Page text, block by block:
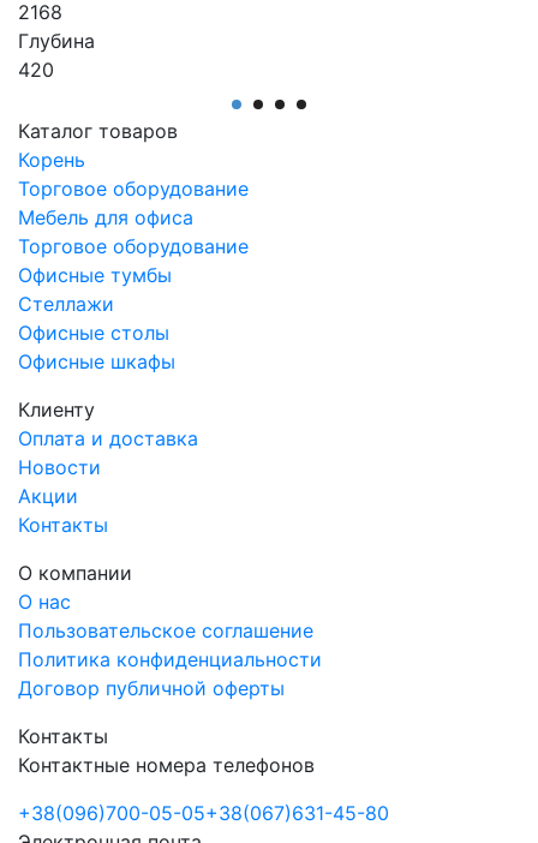
2168
Глубина
420
АртМодуль Групп
Назначение
магазины: сладостей, обуви, одежды, бытовых
товаров, электроники
Артикул
МСМ-4
Каталог товаров
Корень
Торговое оборудование
Мебель для офиса
Торговое оборудование
Офисные тумбы
Стеллажи
Офисные столы
Офисные шкафы
Клиенту
Оплата и доставка
Новости
Акции
Контакты
О компании
О нас
Пользовательское соглашение
Политика конфиденциальности
Договор публичной оферты
Контакты
Контактные номера телефонов
+38(096)700-05-05+38(067)631-45-80